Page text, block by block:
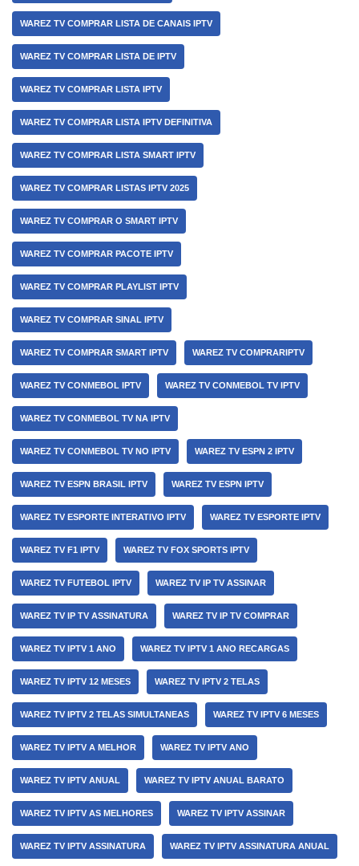
WAREZ TV COMPRAR LISTA DE CANAIS IPTV
WAREZ TV COMPRAR LISTA DE IPTV
WAREZ TV COMPRAR LISTA IPTV
WAREZ TV COMPRAR LISTA IPTV DEFINITIVA
WAREZ TV COMPRAR LISTA SMART IPTV
WAREZ TV COMPRAR LISTAS IPTV 2025
WAREZ TV COMPRAR O SMART IPTV
WAREZ TV COMPRAR PACOTE IPTV
WAREZ TV COMPRAR PLAYLIST IPTV
WAREZ TV COMPRAR SINAL IPTV
WAREZ TV COMPRAR SMART IPTV WAREZ TV COMPRARIPTV
WAREZ TV CONMEBOL IPTV WAREZ TV CONMEBOL TV IPTV
WAREZ TV CONMEBOL TV NA IPTV
WAREZ TV CONMEBOL TV NO IPTV WAREZ TV ESPN 2 IPTV
WAREZ TV ESPN BRASIL IPTV WAREZ TV ESPN IPTV
WAREZ TV ESPORTE INTERATIVO IPTV WAREZ TV ESPORTE IPTV
WAREZ TV F1 IPTV WAREZ TV FOX SPORTS IPTV
WAREZ TV FUTEBOL IPTV WAREZ TV IP TV ASSINAR
WAREZ TV IP TV ASSINATURA WAREZ TV IP TV COMPRAR
WAREZ TV IPTV 1 ANO WAREZ TV IPTV 1 ANO RECARGAS
WAREZ TV IPTV 12 MESES WAREZ TV IPTV 2 TELAS
WAREZ TV IPTV 2 TELAS SIMULTANEAS WAREZ TV IPTV 6 MESES
WAREZ TV IPTV A MELHOR WAREZ TV IPTV ANO
WAREZ TV IPTV ANUAL WAREZ TV IPTV ANUAL BARATO
WAREZ TV IPTV AS MELHORES WAREZ TV IPTV ASSINAR
WAREZ TV IPTV ASSINATURA WAREZ TV IPTV ASSINATURA ANUAL